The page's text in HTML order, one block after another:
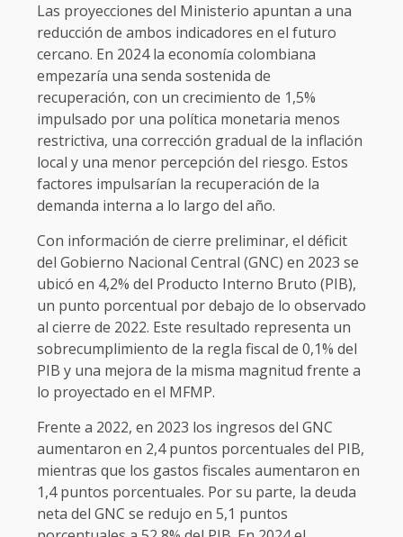
Las proyecciones del Ministerio apuntan a una
reducción de ambos indicadores en el futuro
cercano. En 2024 la economía colombiana
empezaría una senda sostenida de
recuperación, con un crecimiento de 1,5%
impulsado por una política monetaria menos
restrictiva, una corrección gradual de la inflación
local y una menor percepción del riesgo. Estos
factores impulsarían la recuperación de la
demanda interna a lo largo del año.
Con información de cierre preliminar, el déficit
del Gobierno Nacional Central (GNC) en 2023 se
ubicó en 4,2% del Producto Interno Bruto (PIB),
un punto porcentual por debajo de lo observado
al cierre de 2022. Este resultado representa un
sobrecumplimiento de la regla fiscal de 0,1% del
PIB y una mejora de la misma magnitud frente a
lo proyectado en el MFMP.
Frente a 2022, en 2023 los ingresos del GNC
aumentaron en 2,4 puntos porcentuales del PIB,
mientras que los gastos fiscales aumentaron en
1,4 puntos porcentuales. Por su parte, la deuda
neta del GNC se redujo en 5,1 puntos